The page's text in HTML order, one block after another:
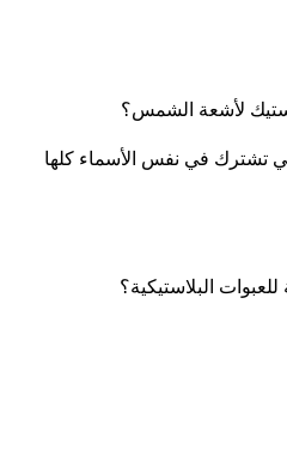
لأشعة الشمس؟
تشترك في نفس الأسماء كلها
البلاستيكية؟